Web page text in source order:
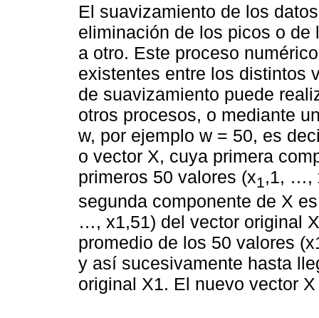
El suavizamiento de los
eliminación de los picos o
a otro. Este proceso
existentes entre los distintos
de suavizamiento puede
otros procesos, o mediante
w, por ejemplo w = 50, es
o vector X, cuya primera
primeros 50 valores (x1,1, …,
segunda componente de X
…, x1,51) del vector original
promedio de los 50 valores
y así sucesivamente hasta
original X1. El nuevo vector